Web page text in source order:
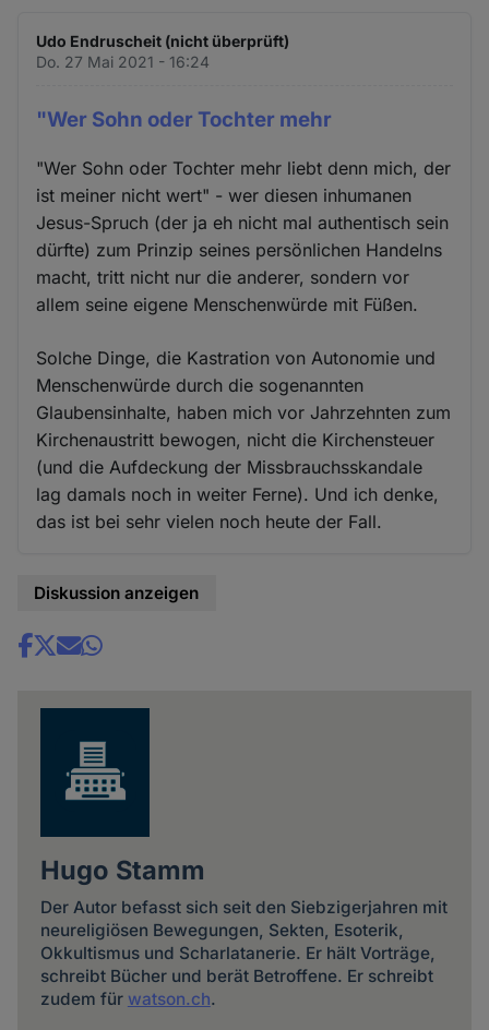
Udo Endruscheit (nicht überprüft)
Do. 27 Mai 2021 - 16:24
"Wer Sohn oder Tochter mehr
"Wer Sohn oder Tochter mehr liebt denn mich, der
ist meiner nicht wert" - wer diesen inhumanen
Jesus-Spruch (der ja eh nicht mal authentisch sein
dürfte) zum Prinzip seines persönlichen Handelns
macht, tritt nicht nur die anderer, sondern vor
allem seine eigene Menschenwürde mit Füßen.
Solche Dinge, die Kastration von Autonomie und
Menschenwürde durch die sogenannten
Glaubensinhalte, haben mich vor Jahrzehnten zum
Kirchenaustritt bewogen, nicht die Kirchensteuer
(und die Aufdeckung der Missbrauchsskandale
lag damals noch in weiter Ferne). Und ich denke,
das ist bei sehr vielen noch heute der Fall.
Diskussion anzeigen
Share
Hugo Stamm
Der Autor befasst sich seit den Siebzigerjahren mit
neureligiösen Bewegungen, Sekten, Esoterik,
Okkultismus und Scharlatanerie. Er hält Vorträge,
schreibt Bücher und berät Betroffene. Er schreibt
zudem für watson.ch.